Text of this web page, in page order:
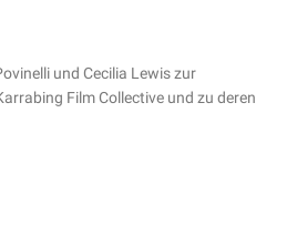
und Cecilia Lewis zur
Film Collective und zu deren